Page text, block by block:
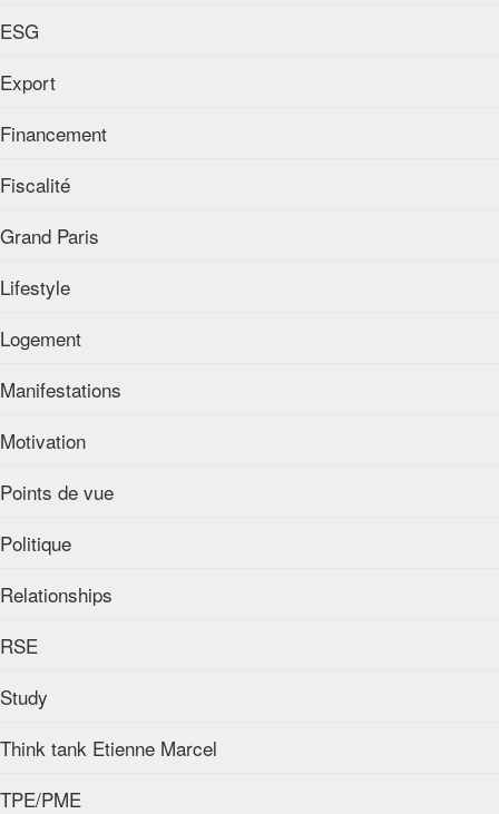
ESG
Export
Financement
Fiscalité
Grand Paris
Lifestyle
Logement
Manifestations
Motivation
Points de vue
Politique
Relationships
RSE
Study
Think tank Etienne Marcel
TPE/PME